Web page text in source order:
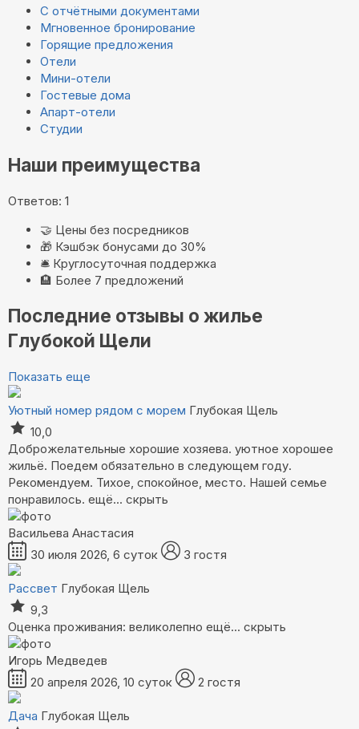
С отчётными документами
Мгновенное бронирование
Горящие предложения
Отели
Мини-отели
Гостевые дома
Апарт-отели
Студии
Наши преимущества
Ответов: 1
🤝 Цены без посредников
🎁 Кэшбэк бонусами до 30%
🛎️ Круглосуточная поддержка
🏨 Более 7 предложений
Последние отзывы о жилье
Глубокой Щели
Показать еще
Уютный номер рядом с морем Глубокая Щель
10,0
Доброжелательные хорошие хозяева. уютное хорошее
жильё. Поедем обязательно в следующем году.
Рекомендуем. Тихое, спокойное, место. Нашей семье
понравилось. ещё... скрыть
Васильева Анастасия
30 июля 2026, 6 суток
3 гостя
Рассвет Глубокая Щель
9,3
Оценка проживания: великолепно ещё... скрыть
Игорь Медведев
20 апреля 2026, 10 суток
2 гостя
Дача Глубокая Щель